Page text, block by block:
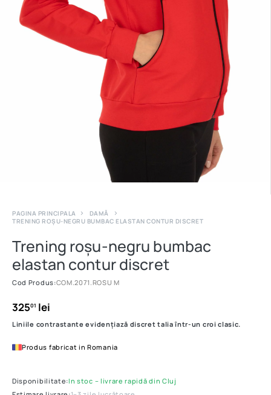
PAGINA PRINCIPALA
DAMĂ
TRENING ROȘU-NEGRU BUMBAC ELASTAN CONTUR DISCRET
Trening roșu-negru bumbac
elastan contur discret
Cod Produs:COM.2071.ROSU M
32501 lei
Liniile contrastante evidențiază discret talia într-un croi clasic.
Produs fabricat in Romania
Disponibilitate:In stoc – livrare rapidă din Cluj